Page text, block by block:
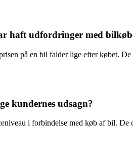
haft udfordringer med
på en bil falder lige efter købet.
kundernes udsagn?
i forbindelse med køb af bil.